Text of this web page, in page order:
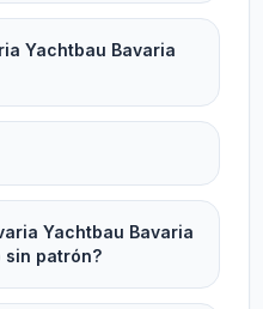
Yachtbau Bavaria
Yachtbau Bavaria
sin patrón?